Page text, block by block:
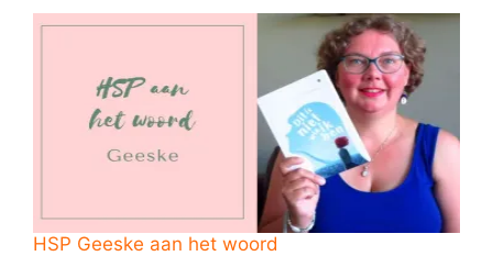
HSP Geeske aan het woord